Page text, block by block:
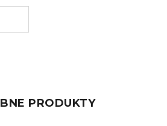
PRODUKTY